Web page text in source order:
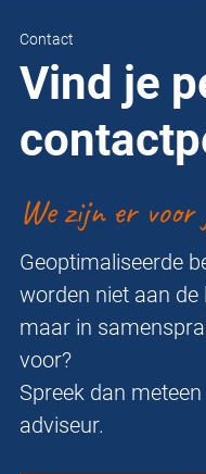
Contact
Vind je
We zijn er voor
Geoptimaliseerde
worden niet aan
maar in
voor?
Spreek dan
adviseur.